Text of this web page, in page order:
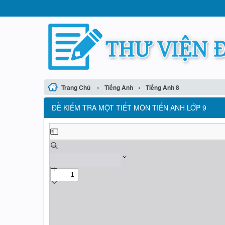
Trang Chủ › Tiếng Anh › Tiếng Anh 8
ĐỀ KIỂM TRA MỘT TIẾT MÔN TIẾN ANH LỚP 9